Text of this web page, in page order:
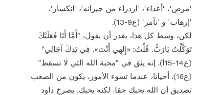
'مرض'، 'أعداء'، 'ازدراء من جيرانه'، 'انكسار'،
'إرهاب' و 'تآمر' (ع9-13).
لكن، وسط كل هذا، يقدر أن يقول، "أَمَّا أَنَا فَعَلَيْكَ
تَوَكَّلْتُ يَارَبُّ. قُلْتُ: «إِلهِي أَنْتَ». فِي يَدِكَ آجَالِي"
(ع14-15أ). إنه يثق في "محبة الله التي لا تسقط"
(ع16). أحيانا، عندما تسوء الأمور، يكون من الصعب
تصديق أن الله يحبك حقا. لكنه يحبك. يصرخ داود